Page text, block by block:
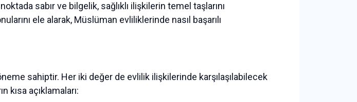
sabır ve bilgelik, sağlıklı ilişkilerin temel taşlarını
ele alarak, Müslüman evliliklerinde nasıl başarılı
sahiptir. Her iki değer de evlilik ilişkilerinde karşılaşılabilecek
açıklamaları: